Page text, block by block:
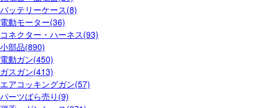
バッテリーケース(8)
電動モーター(36)
コネクター・ハーネス(93)
小部品(890)
電動ガン(450)
ガスガン(413)
エアコッキングガン(57)
パーツばら売り(9)